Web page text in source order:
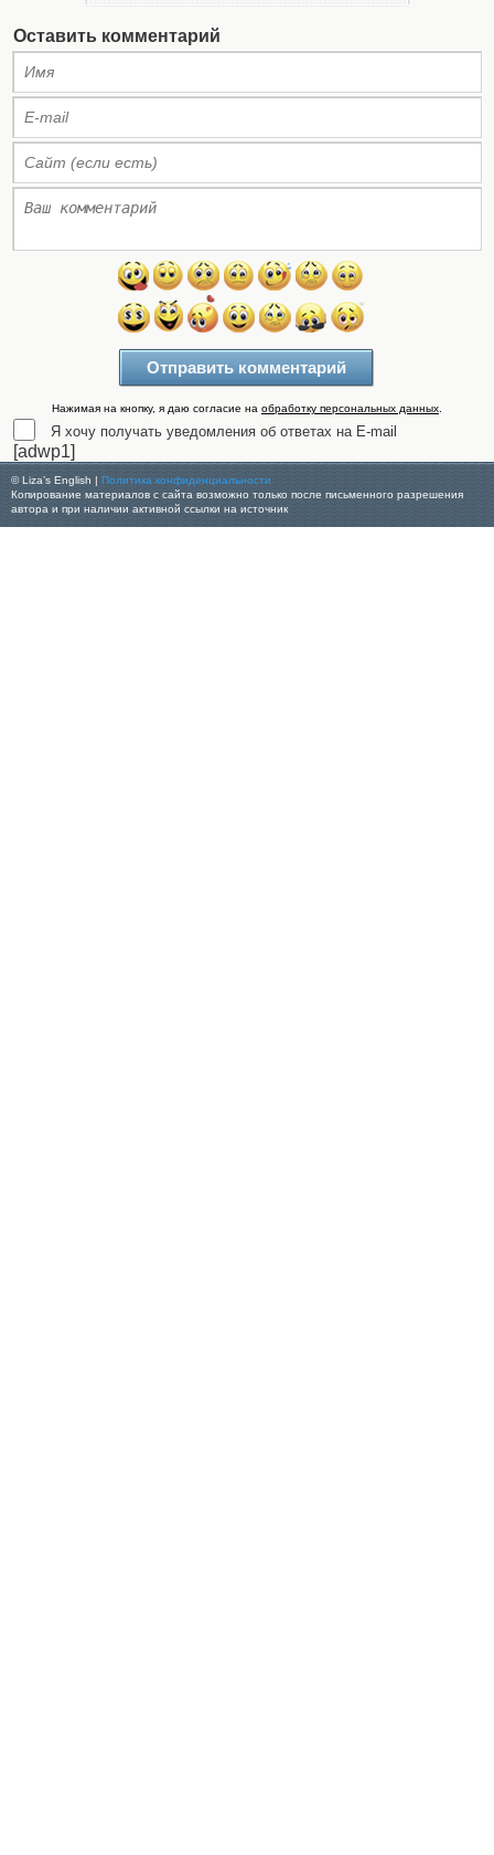
Оставить комментарий
Нажимая на кнопку, я даю согласие на обработку персональных данных
Я хочу получать уведомления об ответах на E-mail
[adwp1]
© Liza’s English | Политика конфиденциальности
Копирование материалов с сайта возможно только после письменного разрешения
автора и при наличии активной ссылки на источник